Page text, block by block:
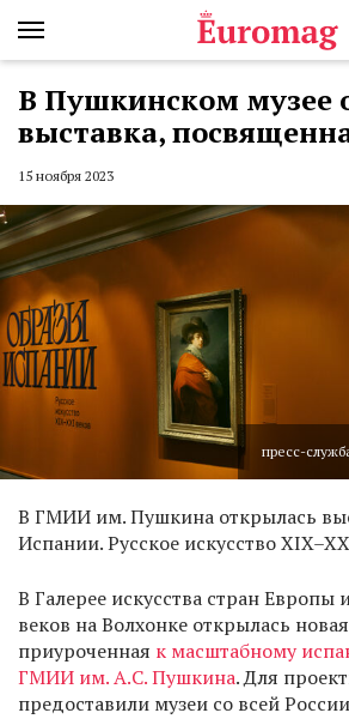
В Пушкинском музее
выставка,
15 ноября 2023
пресс-
В ГМИИ им. Пушкина открылась
Испании. Русское искусство
В Галерее искусства стран
веков на Волхонке открылась
приуроченная к масштабному
ГМИИ им. А.С. Пушкина. Для
предоставили музеи со всей